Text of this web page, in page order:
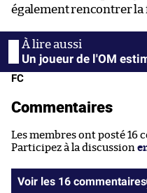
également rencontrer la
Un joueur de l'OM
FC
Commentaires
Les membres ont posté 16
Participez à la discussion
Voir les 16 commentaires